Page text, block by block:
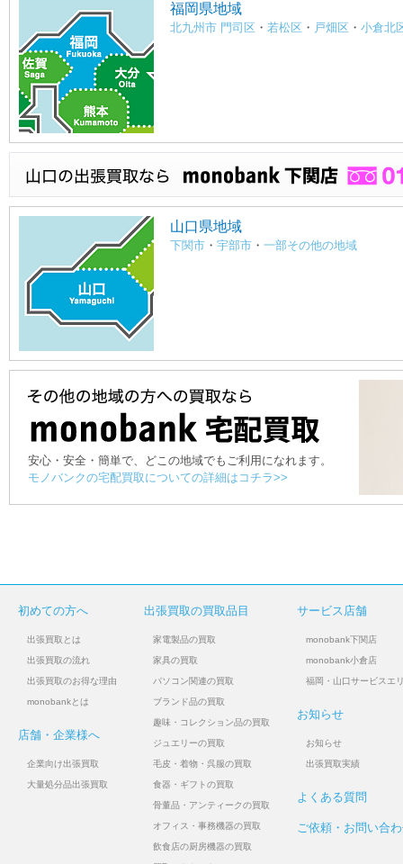
福岡県地域
北九州市 門司区 ・ 若松区 ・ 戸畑区 ・ 小倉北
山口県地域
下関市 ・ 宇部市 ・ 一部その他の地域
安心・安全・簡単で、どこの地域でもご利用になれます。
モノバンクの宅配買取についての詳細はコチラ>>
初めての方へ
出張買取とは
出張買取の流れ
出張買取のお得な理由
monobankとは
店舗・企業様へ
企業向け出張買取
大量処分品出張買取
出張買取の買取品目
家電製品の買取
家具の買取
パソコン関連の買取
ブランド品の買取
趣味・コレクション品の買取
ジュエリーの買取
毛皮・着物・呉服の買取
食器・ギフトの買取
骨董品・アンティークの買取
オフィス・事務機器の買取
飲食店の厨房機器の買取
サービス店舗
monobank下関店
monobank小倉店
福岡・山口サービスエ
お知らせ
お知らせ
出張買取実績
よくある質問
ご依頼・お問い合